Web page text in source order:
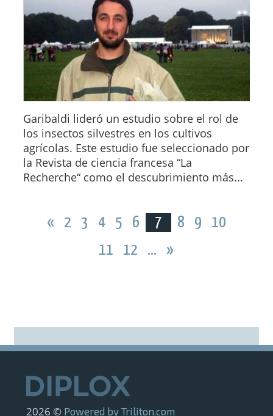
Garibaldi lideró un estudio sobre el rol de
los insectos silvestres en los cultivos
agrícolas. Este estudio fue seleccionado por
la Revista de ciencia francesa “La
Recherche“ como el descubrimiento más...
« 2 3 4 5 6 7 8 9
10
11
12 ... »
2026 © Powered by Triliton.com